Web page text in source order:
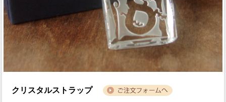
クリスタルストラップ